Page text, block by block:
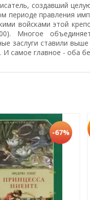
создавший
периоде правления
войсками этой
Многое
заслуги ставили
самое главное - оба
-67%